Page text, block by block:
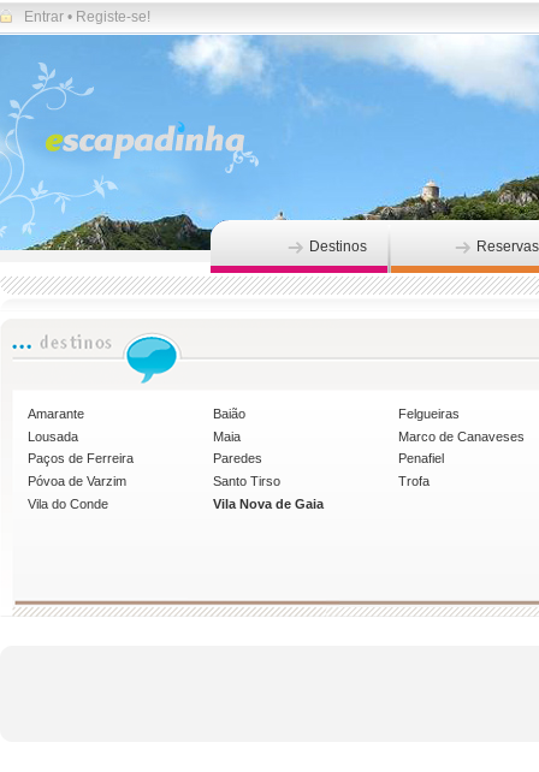
Entrar • Registe-se!
Destinos Reservas
Amarante Baião
Felgueiras
Lousada
Maia
Marco de Canaveses
Paços de Ferreira
Paredes
Penafiel
Póvoa de Varzim
Santo Tirso
Trofa
Vila do Conde
Vila Nova de Gaia